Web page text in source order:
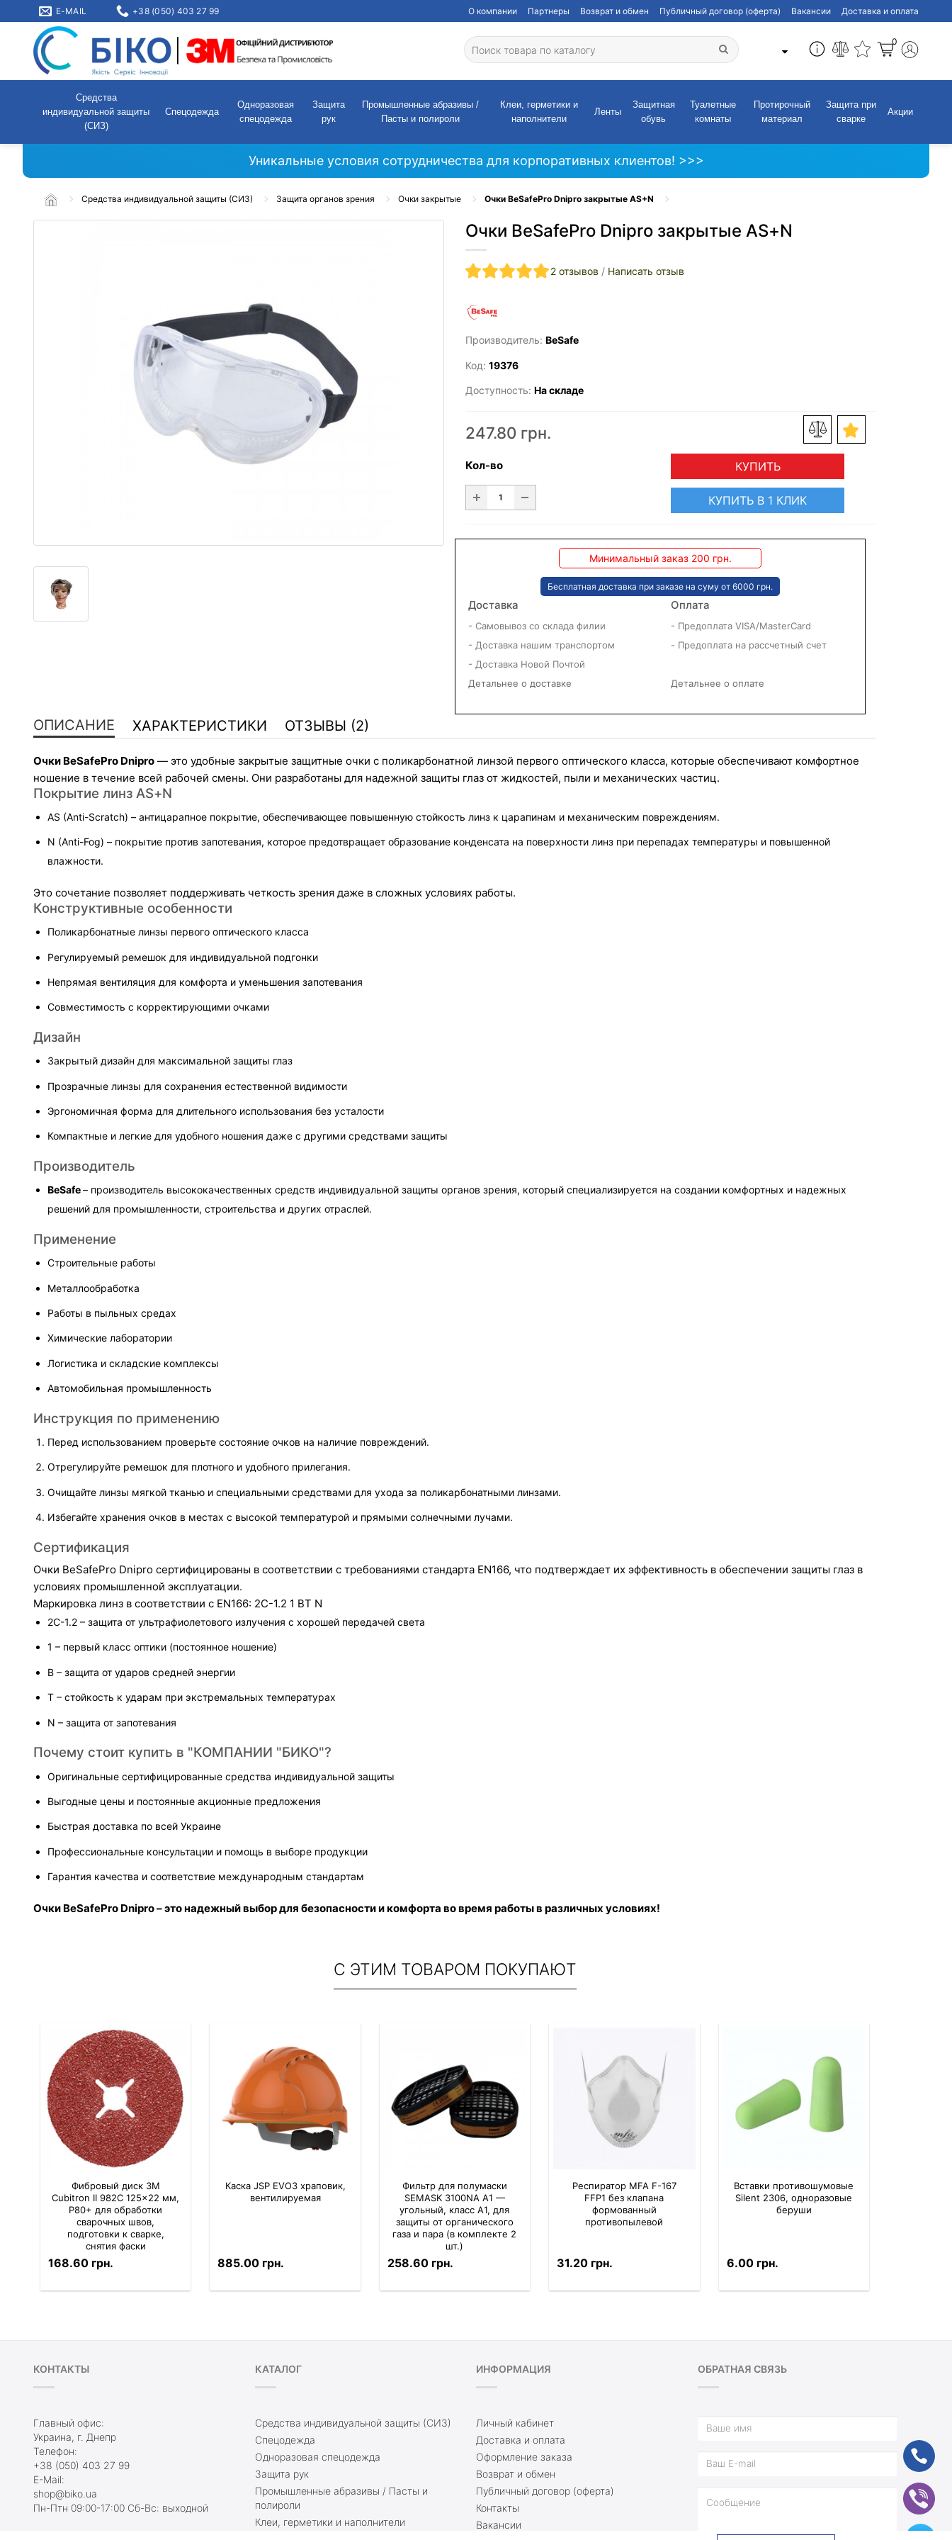
E-MAIL +38 (050) 403 27 99 О компании Партнеры Возврат и обмен Публичный договор (оферта) Вакансии Доставка и оплата
0
Средства
индивидуальной защиты
(СИЗ)
Спецодежда
Одноразовая
спецодежда
Защита
рук
Промышленные абразивы /
Пасты и полироли
Клеи, герметики и
наполнители
Ленты
Защитная
обувь
Туалетные
комнаты
Протирочный
материал
Защита при
сварке
Акции
Уникальные условия сотрудничества для корпоративных клиентов! >>>
Средства индивидуальной защиты (СИЗ) Защита органов зрения Очки закрытые Очки BeSafePro Dnipro закрытые AS+N
Очки BeSafePro Dnipro закрытые AS+N
2 отзывов / Написать отзыв
Производитель: BeSafe
Код: 19376
Доступность: На складе
247.80 грн.
Кол-во КУПИТЬ
КУПИТЬ В 1 КЛИК
Минимальный заказ 200 грн.
Бесплатная доставка при заказе на суму от 6000 грн.
Доставка
- Самовывоз со склада филии
- Доставка нашим транспортом
- Доставка Новой Почтой
Детальнее о доставке
Оплата
- Предоплата VISA/MasterCard
- Предоплата на рассчетный счет
Детальнее о оплате
ОПИСАНИЕ ХАРАКТЕРИСТИКИ ОТЗЫВЫ (2)
Очки BeSafePro Dnipro — это удобные закрытые защитные очки с поликарбонатной линзой первого оптического класса, которые обеспечивают комфортное
ношение в течение всей рабочей смены. Они разработаны для надежной защиты глаз от жидкостей, пыли и механических частиц.
Покрытие линз AS+N
AS (Anti-Scratch) – антицарапное покрытие, обеспечивающее повышенную стойкость линз к царапинам и механическим повреждениям.
N (Anti-Fog) – покрытие против запотевания, которое предотвращает образование конденсата на поверхности линз при перепадах температуры и повышенной
влажности.
Это сочетание позволяет поддерживать четкость зрения даже в сложных условиях работы.
Конструктивные особенности
Поликарбонатные линзы первого оптического класса
Регулируемый ремешок для индивидуальной подгонки
Непрямая вентиляция для комфорта и уменьшения запотевания
Совместимость с корректирующими очками
Дизайн
Закрытый дизайн для максимальной защиты глаз
Прозрачные линзы для сохранения естественной видимости
Эргономичная форма для длительного использования без усталости
Компактные и легкие для удобного ношения даже с другими средствами защиты
Производитель
BeSafe – производитель высококачественных средств индивидуальной защиты органов зрения, который специализируется на создании комфортных и надежных
решений для промышленности, строительства и других отраслей.
Применение
Строительные работы
Металлообработка
Работы в пыльных средах
Химические лаборатории
Логистика и складские комплексы
Автомобильная промышленность
Инструкция по применению
Перед использованием проверьте состояние очков на наличие повреждений.
Отрегулируйте ремешок для плотного и удобного прилегания.
Очищайте линзы мягкой тканью и специальными средствами для ухода за поликарбонатными линзами.
Избегайте хранения очков в местах с высокой температурой и прямыми солнечными лучами.
Сертификация
Очки BeSafePro Dnipro сертифицированы в соответствии с требованиями стандарта EN166, что подтверждает их эффективность в обеспечении защиты глаз в
условиях промышленной эксплуатации.
Маркировка линз в соответствии с EN166: 2C-1.2 1 BT N
2C-1.2 – защита от ультрафиолетового излучения с хорошей передачей света
1 – первый класс оптики (постоянное ношение)
B – защита от ударов средней энергии
T – стойкость к ударам при экстремальных температурах
N – защита от запотевания
Почему стоит купить в "КОМПАНИИ "БИКО"?
Оригинальные сертифицированные средства индивидуальной защиты
Выгодные цены и постоянные акционные предложения
Быстрая доставка по всей Украине
Профессиональные консультации и помощь в выборе продукции
Гарантия качества и соответствие международным стандартам
Очки BeSafePro Dnipro – это надежный выбор для безопасности и комфорта во время работы в различных условиях!
С ЭТИМ ТОВАРОМ ПОКУПАЮТ
Фибровый диск 3M
Cubitron II 982C 125×22 мм,
P80+ для обработки
сварочных швов,
подготовки к сварке,
снятия фаски
168.60 грн.
Каска JSP EVO3 храповик,
вентилируемая
885.00 грн.
Фильтр для полумаски
SEMASK 3100NA A1 —
угольный, класс A1, для
защиты от органического
газа и пара (в комплекте 2
шт.)
258.60 грн.
Респиратор MFA F-167
FFP1 без клапана
формованный
противопылевой
31.20 грн.
Вставки противошумовые
Silent 2306, одноразовые
беруши
6.00 грн.
КОНТАКТЫ
Главный офис:
Украина, г. Днепр
Телефон:
+38 (050) 403 27 99
E-Mail:
shop@biko.ua
Пн-Птн 09:00-17:00 Сб-Вс: выходной
КАТАЛОГ
Средства индивидуальной защиты (СИЗ)
Спецодежда
Одноразовая спецодежда
Защита рук
Промышленные абразивы / Пасты и
полироли
Клеи, герметики и наполнители
ИНФОРМАЦИЯ
Личный кабинет
Доставка и оплата
Оформление заказа
Возврат и обмен
Публичный договор (оферта)
Контакты
Вакансии
ОБРАТНАЯ СВЯЗЬ
ph
vb
tg